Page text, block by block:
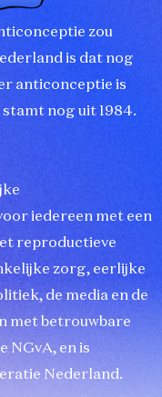
zou
is dat nog
anticonceptie is
nog uit 1984.
iedereen met een
reproductieve
zorg, eerlijke
de media en de
met betrouwbare
NGvA, en is
Nederland.